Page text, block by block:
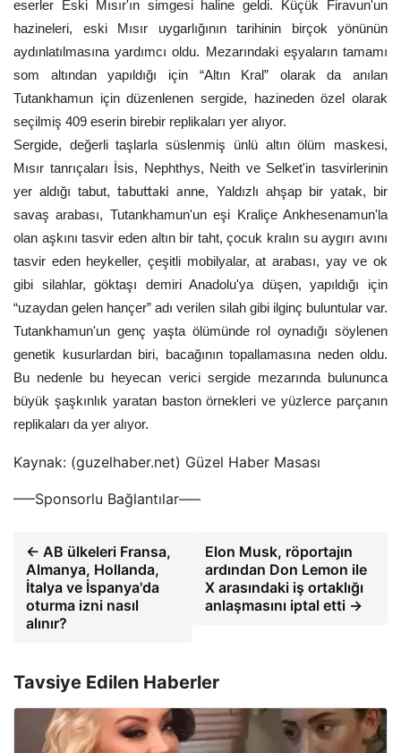
eserler Eski Mısır'ın simgesi haline geldi. Küçük Firavun'un
hazineleri, eski Mısır uygarlığının tarihinin birçok yönünün
aydınlatılmasına yardımcı oldu. Mezarındaki eşyaların tamamı
som altından yapıldığı için “Altın Kral” olarak da anılan
Tutankhamun için düzenlenen sergide, hazineden özel olarak
seçilmiş 409 eserin birebir replikaları yer alıyor.
Sergide, değerli taşlarla süslenmiş ünlü altın ölüm maskesi,
Mısır tanrıçaları İsis, Nephthys, Neith ve Selket'in tasvirlerinin
yer aldığı tabut, tabuttaki anne, Yaldızlı ahşap bir yatak, bir
savaş arabası, Tutankhamun'un eşi Kraliçe Ankhesenamun'la
olan aşkını tasvir eden altın bir taht, çocuk kralın su aygırı avını
tasvir eden heykeller, çeşitli mobilyalar, at arabası, yay ve ok
gibi silahlar, göktaşı demiri Anadolu'ya düşen, yapıldığı için
“uzaydan gelen hançer” adı verilen silah gibi ilginç buluntular var.
Tutankhamun'un genç yaşta ölümünde rol oynadığı söylenen
genetik kusurlardan biri, bacağının topallamasına neden oldu.
Bu nedenle bu heyecan verici sergide mezarında bulununca
büyük şaşkınlık yaratan baston örnekleri ve yüzlerce parçanın
replikaları da yer alıyor.
Kaynak: (guzelhaber.net) Güzel Haber Masası
—–Sponsorlu Bağlantılar—–
← AB ülkeleri Fransa,
Almanya, Hollanda,
İtalya ve İspanya'da
oturma izni nasıl
alınır?
Elon Musk, röportajın
ardından Don Lemon ile
X arasındaki iş ortaklığı
anlaşmasını iptal etti →
Tavsiye Edilen Haberler